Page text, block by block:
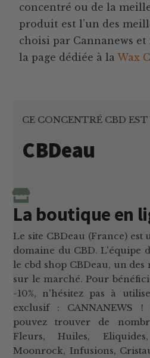
concentré ou de la
produit est l’un des
choisi par Cannanews
la page dédiée à laWax
CE CONCENTRÉ CBD
CBDeau
La boutique en
Le site CBDeau (France) est
domaine du CBD. L'équipe
le cbd shop CBDeau, un des
sur le marché. Pour
-10%, n'hésitez pas à
exclusif : CANNANEWS !
pouvez trouver de
Fleurs, Huiles,
Moonrock, Infusions,